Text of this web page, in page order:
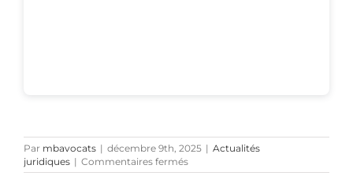
Par mbavocats | décembre 9th, 2025 | Actualités
juridiques | Commentaires ferméssur
Démission